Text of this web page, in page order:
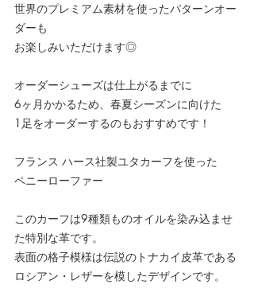
世界のプレミアム素材を使ったパターンオー
ダーも
お楽しみいただけます◎
オーダーシューズは仕上がるまでに
6ヶ月かかるため、春夏シーズンに向けた
1足をオーダーするのもおすすめです！
フランス ハース社製ユタカーフを使った
ペニーローファー
このカーフは9種類ものオイルを染み込ませ
た特別な革です。
表面の格子模様は伝説のトナカイ皮革である
ロシアン・レザーを模したデザインです。